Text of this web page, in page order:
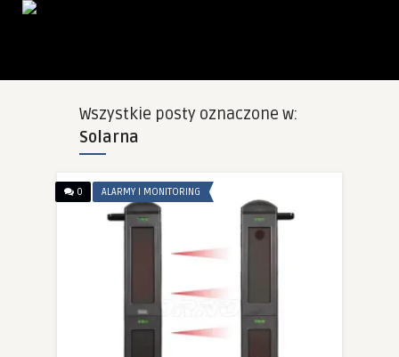
Wszystkie posty oznaczone w:
Solarna
0 ALARMY I MONITORING